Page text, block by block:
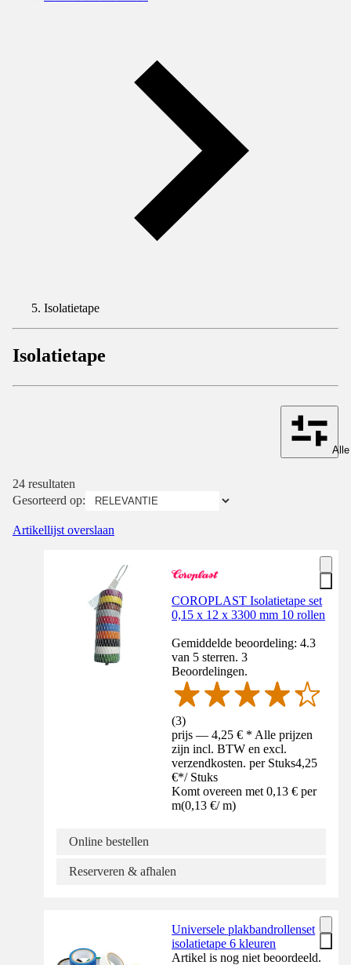
Isolatietape
Isolatietape
24 resultaten
Gesorteerd op:
Artikellijst overslaan
COROPLAST Isolatietape set
0,15 x 12 x 3300 mm 10 rollen
Gemiddelde beoordeling: 4.3
van 5 sterren. 3
Beoordelingen.
(3)
prijs — 4,25 € * Alle prijzen
zijn incl. BTW en excl.
verzendkosten. per Stuks4,25
€*/ Stuks
Komt overeen met 0,13 € per
m(0,13 €/ m)
Online bestellen
Reserveren & afhalen
Universele plakbandrollenset
isolatietape 6 kleuren
Artikel is nog niet beoordeeld.